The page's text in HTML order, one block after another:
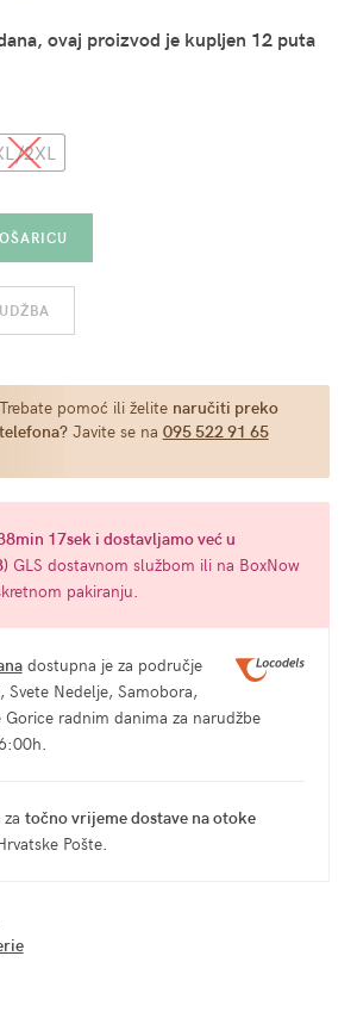
ovaj proizvod je kupljen 12 puta
2XL
Trebate pomoć ili želite naručiti preko
telefona?Javite se na 095 522 91 65
16seki dostavljamo već u
GLS dostavnom službom ili na BoxNow
pakiranju.
dostupna je za područje
Svete Nedelje, Samobora,
Gorice radnim danima za narudžbe
točno vrijeme dostave na otoke
Pošte.